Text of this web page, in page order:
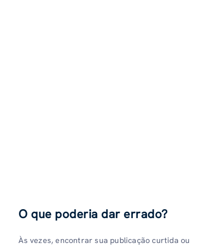
O que poderia dar errado?
Às vezes, encontrar sua publicação curtida ou